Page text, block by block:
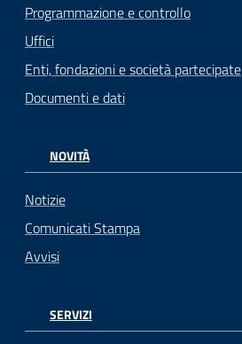
Programmazione e controllo
Uffici
Enti, fondazioni e società partecipate
Documenti e dati
NOVITÀ
Notizie
Comunicati Stampa
Avvisi
SERVIZI